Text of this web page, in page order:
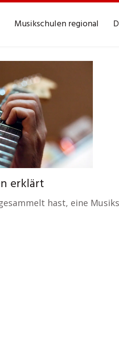
Musikschulen regional
erklärt
hast, eine